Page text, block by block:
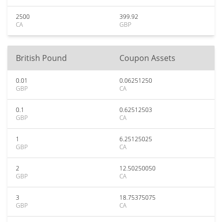
2500
CA
399.92
GBP
British Pound Coupon Assets
0.01
GBP
0.06251250
CA
0.1
GBP
0.62512503
CA
1
GBP
6.25125025
CA
2
GBP
12.50250050
CA
3
GBP
18.75375075
CA